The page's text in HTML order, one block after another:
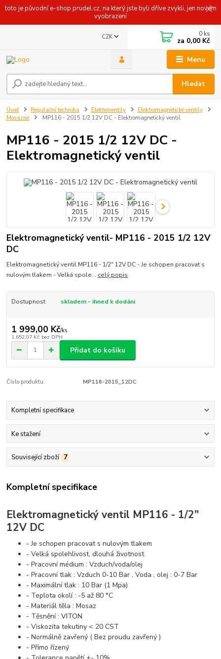
toto je původní e-shop prudel.cz, na který jste byli dříve zvykli, jen novém
vyobrazení
Menu
CZK
Hledat
0 ks
za 0,00 Kč
Úvod Regulační technika Elektroventily
Elektromagnetické ventily
Mosazné
MP116 - 2015 1/2 12V DC - Elektromagnetický ventil
MP116 - 2015 1/2 12V DC -
Elektromagnetický ventil
Elektromagnetický ventil- MP116 - 2015 1/2 12V
DC
Elektromagnetický ventil MP116 - 1/2" 12V DC - Je schopen pracovat s
nulovým tlakem - Velká spole... celý popis
Dostupnost skladem - ihned k dodáni
1 999,00 Kč/ks
1 652,07 Kč bez DPH
Přidat do košíku
Číslo produktu: MP116-2015_12DC
Kompletní specifikace
Ke stažení
Související zboží 7
Kompletní specifikace
Elektromagnetický ventil MP116 - 1/2"
12V DC
- Je schopen pracovat s nulovým tlakem
- Velká spolehlivost, dlouhá životnost
- Pracovní médium : Vzduch/voda/olej
- Pracovní tlak : Vzduch 0-10 Bar , Voda , olej : 0-7 Bar
- Maximální tlak : 10 Bar (1 Mpa)
- Teplota okolí : -5 až 80 °C
- Materiál těla : Mosaz
- Těsnění : VITON
- Viskozita tekutiny < 20 CST
- Normálně zavřený ( Bez proudu zavřený )
- Přímo řízený